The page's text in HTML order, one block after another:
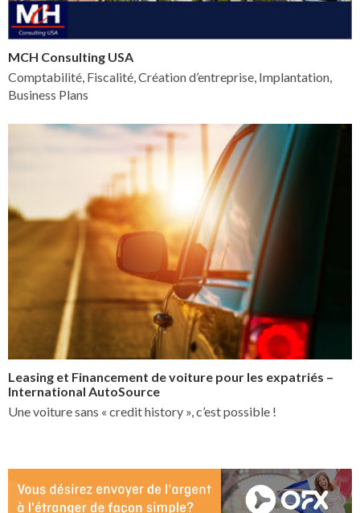
MCH Consulting USA
Comptabilité, Fiscalité, Création d’entreprise, Implantation,
Business Plans
Leasing et Financement de voiture pour les expatriés –
International AutoSource
Une voiture sans « credit history », c’est possible !